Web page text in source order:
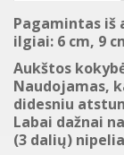
Pagamintas iš
ilgiai: 6 cm, 9
Aukštos
Naudojamas,
didesniu
Labai dažnai
(3 dalių)